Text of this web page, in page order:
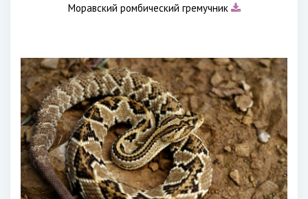
Моравский ромбический гремучник